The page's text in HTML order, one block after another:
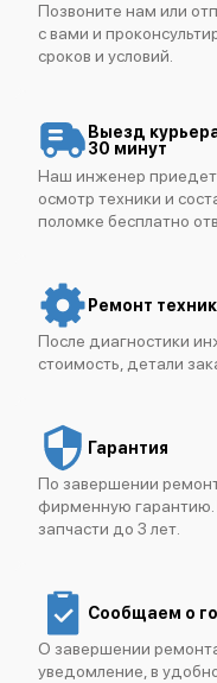
IBM
Позвоните нам или
с вами и
сроков и условий.
Выезд
30 минут
Наш инженер приедет
осмотр техники и
поломке бесплатно
Ремонт
После диагностики
стоимость, детали
Гарантия
По завершении
фирменную гарантию.
запчасти до 3 лет.
Сообщаем о
О завершении
уведомление, в